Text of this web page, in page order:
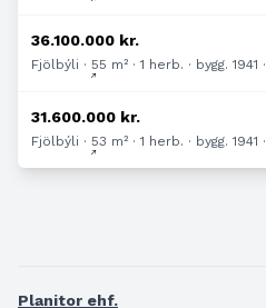
36.100.000 kr.
Fjölbýli · 55 m² · 1 herb. · bygg. 1941 ·
31.600.000 kr.
Fjölbýli · 53 m² · 1 herb. · bygg. 1941 ·
Planitor ehf.